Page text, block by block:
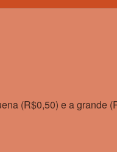
(R$0,50) e a grande